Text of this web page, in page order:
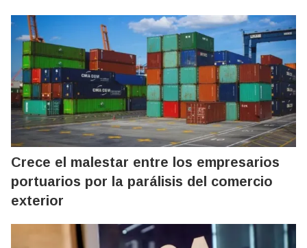
Crece el malestar entre los empresarios
portuarios por la parálisis del comercio
exterior